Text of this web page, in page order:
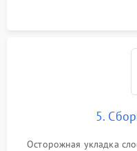
5.
Осторожная укладка